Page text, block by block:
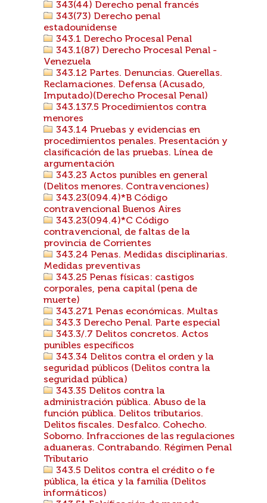
343(44) Derecho penal francés
343(73) Derecho penal
estadounidense
343.1 Derecho Procesal Penal
343.1(87) Derecho Procesal Penal -
Venezuela
343.12 Partes. Denuncias. Querellas.
Reclamaciones. Defensa (Acusado,
Imputado)(Derecho Procesal Penal)
343.137.5 Procedimientos contra
menores
343.14 Pruebas y evidencias en
procedimientos penales. Presentación y
clasificación de las pruebas. Línea de
argumentación
343.23 Actos punibles en general
(Delitos menores. Contravenciones)
343.23(094.4)*B Código
contravencional Buenos Aires
343.23(094.4)*C Código
contravencional, de faltas de la
provincia de Corrientes
343.24 Penas. Medidas disciplinarias.
Medidas preventivas
343.25 Penas físicas: castigos
corporales, pena capital (pena de
muerte)
343.271 Penas económicas. Multas
343.3 Derecho Penal. Parte especial
343.3/.7 Delitos concretos. Actos
punibles específicos
343.34 Delitos contra el orden y la
seguridad públicos (Delitos contra la
seguridad pública)
343.35 Delitos contra la
administración pública. Abuso de la
función pública. Delitos tributarios.
Delitos fiscales. Desfalco. Cohecho.
Soborno. Infracciones de las regulaciones
aduaneras. Contrabando. Régimen Penal
Tributario
343.5 Delitos contra el crédito o fe
pública, la ética y la familia (Delitos
informáticos)